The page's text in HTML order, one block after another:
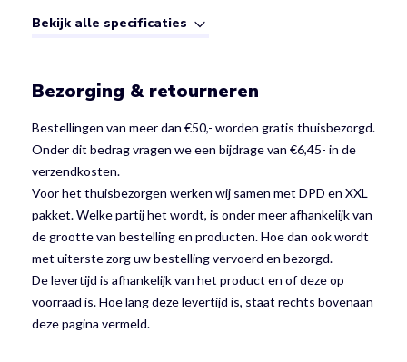
Bekijk alle specificaties
Bezorging & retourneren
Bestellingen van meer dan €50,- worden gratis thuisbezorgd.
Onder dit bedrag vragen we een bijdrage van €6,45- in de
verzendkosten.
Voor het thuisbezorgen werken wij samen met DPD en XXL
pakket. Welke partij het wordt, is onder meer afhankelijk van
de grootte van bestelling en producten. Hoe dan ook wordt
met uiterste zorg uw bestelling vervoerd en bezorgd.
De levertijd is afhankelijk van het product en of deze op
voorraad is. Hoe lang deze levertijd is, staat rechts bovenaan
deze pagina vermeld.